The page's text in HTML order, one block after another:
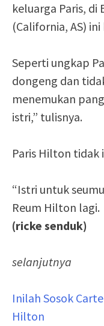
keluarga Paris, di
(California, AS)
Seperti ungkap
dongeng dan
menemukan
istri,” tulisnya.
Paris Hilton tidak
“Istri untuk
Reum Hilton lagi.
(ricke senduk)
selanjutnya
Inilah Sosok
Hilton